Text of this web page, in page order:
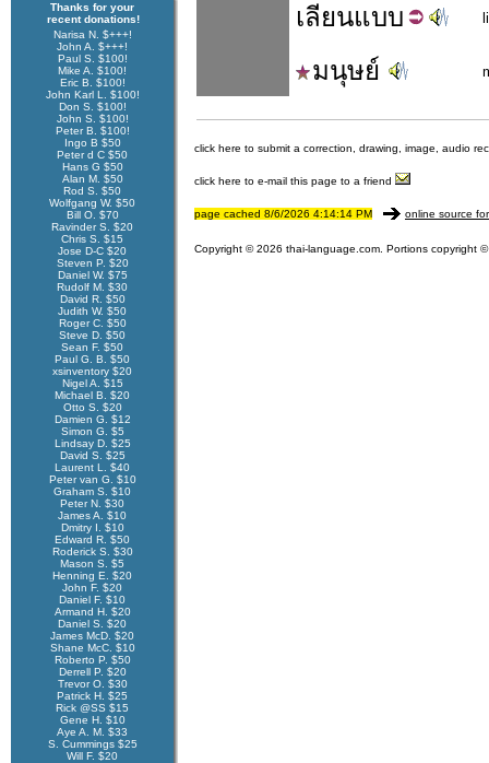
Thanks for your
recent donations!
Narisa N. $+++!
John A. $+++!
Paul S. $100!
Mike A. $100!
Eric B. $100!
John Karl L. $100!
Don S. $100!
John S. $100!
Peter B. $100!
Ingo B $50
Peter d C $50
Hans G $50
Alan M. $50
Rod S. $50
Wolfgang W. $50
Bill O. $70
Ravinder S. $20
Chris S. $15
Jose D-C $20
Steven P. $20
Daniel W. $75
Rudolf M. $30
David R. $50
Judith W. $50
Roger C. $50
Steve D. $50
Sean F. $50
Paul G. B. $50
xsinventory $20
Nigel A. $15
Michael B. $20
Otto S. $20
Damien G. $12
Simon G. $5
Lindsay D. $25
David S. $25
Laurent L. $40
Peter van G. $10
Graham S. $10
Peter N. $30
James A. $10
Dmitry I. $10
Edward R. $50
Roderick S. $30
Mason S. $5
Henning E. $20
John F. $20
Daniel F. $10
Armand H. $20
Daniel S. $20
James McD. $20
Shane McC. $10
Roberto P. $50
Derrell P. $20
Trevor O. $30
Patrick H. $25
Rick @SS $15
Gene H. $10
Aye A. M. $33
S. Cummings $25
Will F. $20
เลียนแบบ
มนุษย์
click here to submit a correction, drawing, image, audio
click here to e-mail this page to a friend
page cached 8/6/2026 4:14:14 PM online source
Copyright © 2026 thai-language.com. Portions copyright